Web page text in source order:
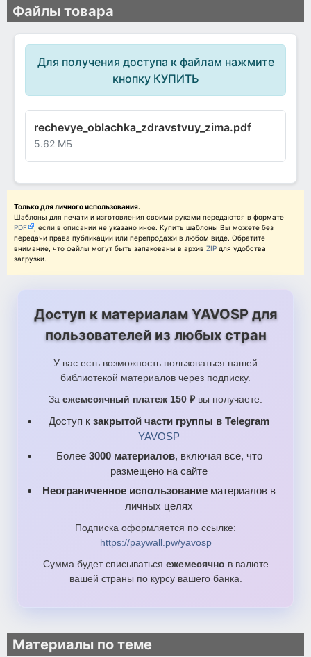
Файлы товара
Для получения доступа к файлам нажмите
кнопку КУПИТЬ
rechevye_oblachka_zdravstvuy_zima.pdf
5.62 МБ
Только для личного использования.
Шаблоны для печати и изготовления своими руками передаются в формате
PDF
, если в описании не указано иное. Купить шаблоны Вы можете без
передачи права публикации или перепродажи в любом виде. Обратите
внимание, что файлы могут быть запакованы в архив ZIP для удобства
загрузки.
Доступ к материалам YAVOSP для
пользователей из любых стран
У вас есть возможность пользоваться нашей
библиотекой материалов через подписку.
За ежемесячный платеж 150 ₽ вы получаете:
Доступ к закрытой части группы в Telegram
YAVOSP
Более 3000 материалов, включая все, что
размещено на сайте
Неограниченное использование материалов в
личных целях
Подписка оформляется по ссылке:
https://paywall.pw/yavosp
Сумма будет списываться ежемесячно в валюте
вашей страны по курсу вашего банка.
Материалы по теме